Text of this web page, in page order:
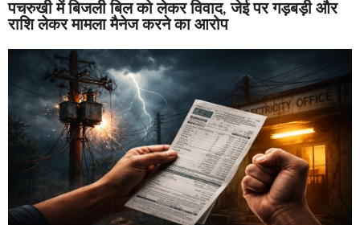
पचरुखी में बिजली बिल को लेकर विवाद, जेई पर गड़बड़ी और
राशि लेकर मामला मैनेज करने का आरोप